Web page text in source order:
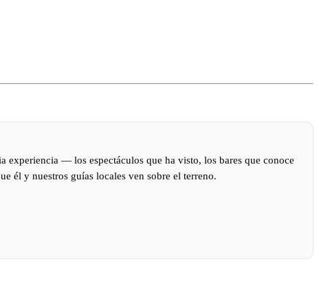
— los espectáculos que ha visto, los bares que conoce
él y nuestros guías locales ven sobre el terreno.